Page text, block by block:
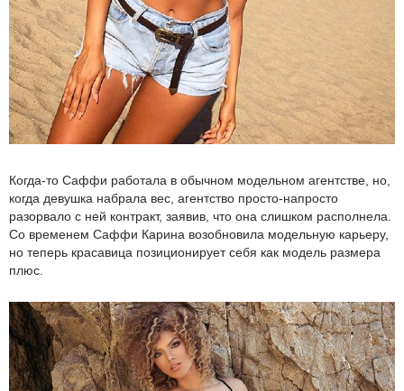
Когда-то Саффи работала в обычном модельном агентстве, но,
когда девушка набрала вес, агентство просто-напросто
разорвало с ней контракт, заявив, что она слишком располнела.
Со временем Саффи Карина возобновила модельную карьеру,
но теперь красавица позиционирует себя как модель размера
плюс.